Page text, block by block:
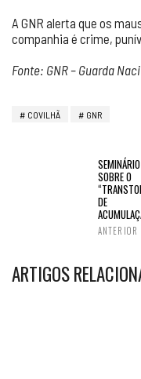
A GNR alerta que os
companhia é crime,
Fonte: GNR – Guarda
COVILHÃ GNR
SEMINÁRIO
SOBRE O
DE
ANTERIOR
ARTIGOS